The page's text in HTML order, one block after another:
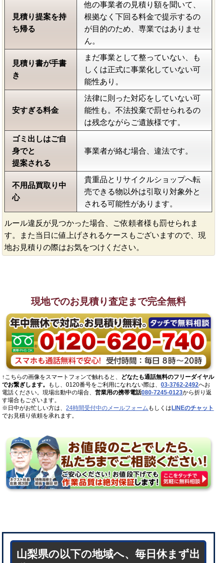
見積り提案を持
ち帰る
他の事業者の見積り額を聞いて、
根拠なく下回る料金で提示するの
が目的のため、専業ではありませ
ん。
見積り書が手書
き
まだ事業として整っていない、も
しくは正式に事業化していない可
能性あり。
安すぎる料金
法律に則った対応をしていない可
能性も。不法投棄で罰せられるの
は残念ながらご遺族様です。
ゴミ出しはご自
身でと
提案される
事業者が絡む場合、違法です。
不用品買取り中
心
貴重品とリサイクルショップへ転
売できる物以外は引取り対象外と
される可能性があります。
ルール違反が見つかった場合、ご依頼者様も罰せられま
す。また当日に値上げされるケースもございますので、現
地お見積りの際はお気をつけください。
現地でのお見積り査定まで完全無料
↑こちらの画像をスマートフォンで触れると、
どなたも通話無料のフリーダイヤル
でお繋ぎします。
もし、0120番号をご利用になれない際は、03-3762-2492へお
電話ください。現場出動中の場合、営業用の携帯電話080-7245-0123から折り返
す場合もございます。
※日中がお忙しい方は、24時間受付中のメールフォーム もしくは LINEのチャット
でお見積り依頼を承れます。
山梨県の以下の地域へ、毎日休まず出